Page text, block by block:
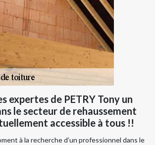
expertes de PETRY Tony un
le secteur de rehaussement
accessible à tous !!
à la recherche d’un professionnel dans le